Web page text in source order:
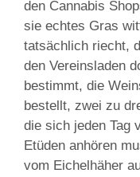
den Cannabis
sie echtes Gras
tatsächlich riecht,
den Vereinsladen
bestimmt, die
bestellt, zwei zu
die sich jeden Tag
Etüden anhören
vom Eichelhäher